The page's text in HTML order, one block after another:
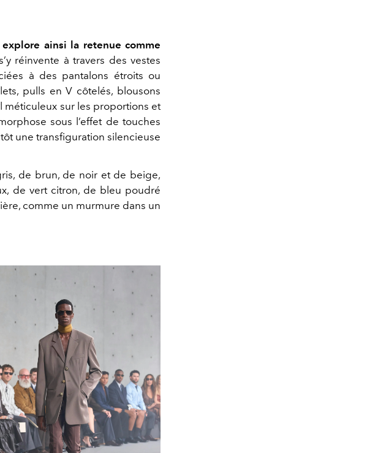
explore ainsi la retenue comme
réinvente à travers des vestes
à des pantalons étroits ou
pulls en V côtelés, blousons
méticuleux sur les proportions et
sous l’effet de touches
une transfiguration silencieuse
de brun, de noir et de beige,
de vert citron, de bleu poudré
comme un murmure dans un